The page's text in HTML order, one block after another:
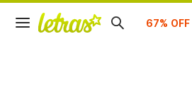
Suscríbete